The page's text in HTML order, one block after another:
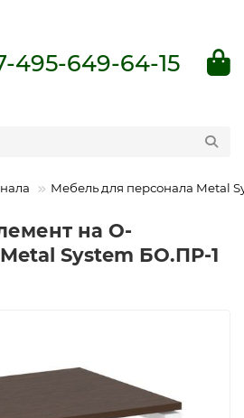
495-649-64-15
Мебель для персонала Metal
на О-
System БО.ПР-1